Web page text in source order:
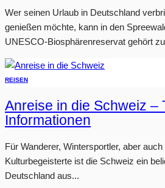
Wer seinen Urlaub in Deutschland
genießen möchte, kann in den
UNESCO-Biosphärenreservat gehört
REISEN
Anreise in die Schweiz –
Informationen
Für Wanderer, Wintersportler, aber
Kulturbegeisterte ist die Schweiz ein
Deutschland aus...